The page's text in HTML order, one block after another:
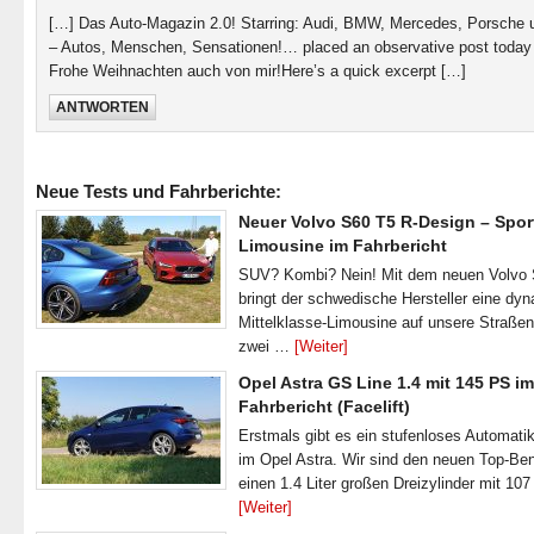
[…] Das Auto-Magazin 2.0! Starring: Audi, BMW, Mercedes, Porsche
– Autos, Menschen, Sensationen!… placed an observative post today
Frohe Weihnachten auch von mir!Here’s a quick excerpt […]
ANTWORTEN
Neue Tests und Fahrberichte:
Neuer Volvo S60 T5 R-Design –
Limousine im Fahrbericht
SUV? Kombi? Nein! Mit dem neuen Volvo
bringt der schwedische Hersteller eine
Mittelklasse-Limousine auf unsere
zwei … [Weiter]
Opel Astra GS Line 1.4 mit 145 PS im
Fahrbericht (Facelift)
Erstmals gibt es ein stufenloses
im Opel Astra. Wir sind den neuen Top-
einen 1.4 Liter großen Dreizylinder mit
[Weiter]